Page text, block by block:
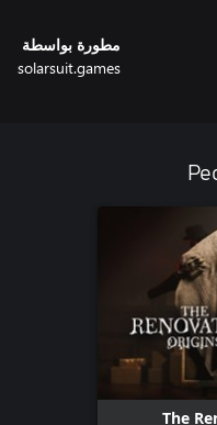
مطورة بواسطة
solarsuit.games
The